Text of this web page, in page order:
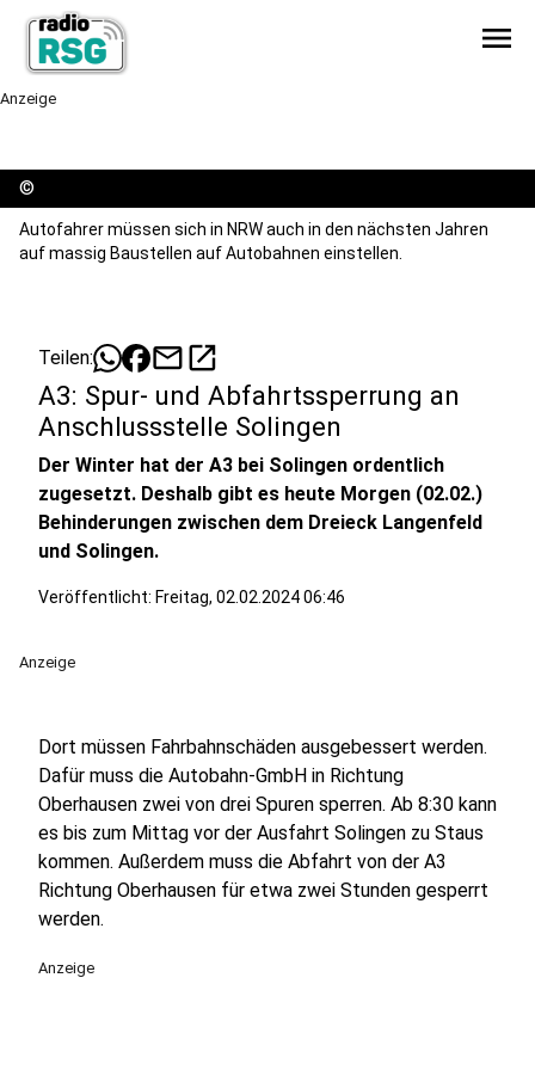
menu
Anzeige
©
Autofahrer müssen sich in NRW auch in den nächsten Jahren
auf massig Baustellen auf Autobahnen einstellen.
Teilen: mailopen_in_new
A3: Spur- und Abfahrtssperrung an
Anschlussstelle Solingen
Der Winter hat der A3 bei Solingen ordentlich
zugesetzt. Deshalb gibt es heute Morgen (02.02.)
Behinderungen zwischen dem Dreieck Langenfeld
und Solingen.
Veröffentlicht: Freitag, 02.02.2024 06:46
Anzeige
Dort müssen Fahrbahnschäden ausgebessert werden.
Dafür muss die Autobahn-GmbH in Richtung
Oberhausen zwei von drei Spuren sperren. Ab 8:30 kann
es bis zum Mittag vor der Ausfahrt Solingen zu Staus
kommen. Außerdem muss die Abfahrt von der A3
Richtung Oberhausen für etwa zwei Stunden gesperrt
werden.
Anzeige